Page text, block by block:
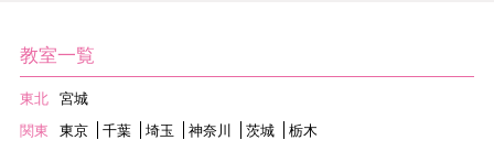
教室一覧
東北
宮城
関東
東京 千葉 埼玉 神奈川 茨城
栃木